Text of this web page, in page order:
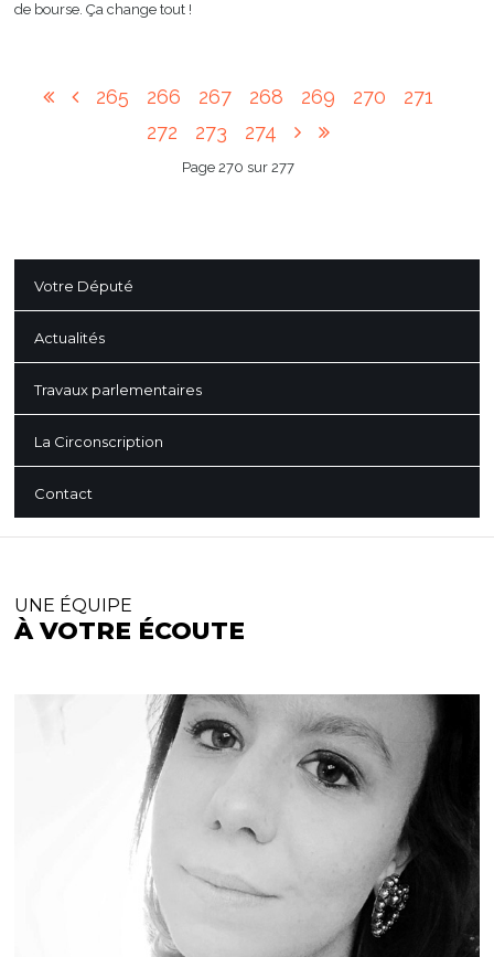
de bourse. Ça change tout !
Page 270 sur 277
265 266 267 268 269 270
271
272
273 274
Votre Député
Actualités
Travaux parlementaires
La Circonscription
Contact
UNE ÉQUIPE
À VOTRE ÉCOUTE